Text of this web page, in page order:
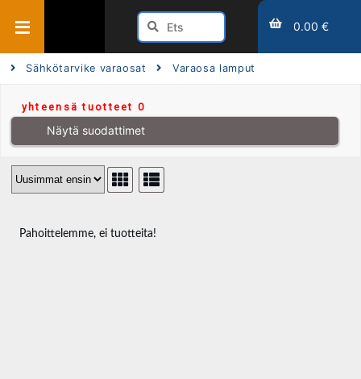
0.00 €
Sähkötarvike varaosat Varaosa lamput
yhteensä tuotteet 0
Näytä suodattimet
Pahoittelemme, ei tuotteita!